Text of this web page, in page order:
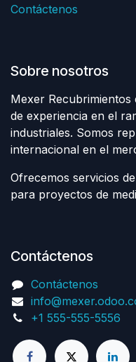
Contáctenos
Sobre nosotros
Mexer
de experiencia en el
industriales. Somos
internacional en el
Ofrecemos servicios
para proyectos de
Contáctenos
Contáctenos
+1 555-555-5556